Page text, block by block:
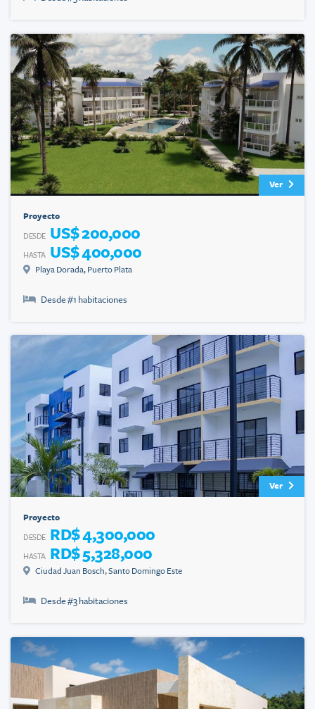
Ver
Proyecto
DESDE US$ 200,000
HASTA US$ 400,000
Playa Dorada, Puerto Plata
Desde #1 habitaciones
Ver
Proyecto
DESDE RD$ 4,300,000
HASTA RD$ 5,328,000
Ciudad Juan Bosch,Santo Domingo Este
Desde #3 habitaciones